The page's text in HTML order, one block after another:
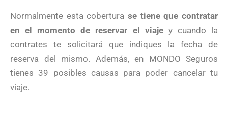
Normalmente esta cobertura se tiene que contratar
en el momento de reservar el viajey cuando la
contrates te solicitará que indiques la fecha de
reserva del mismo. Además, en MONDO Seguros
tienes 39 posibles causas para poder cancelar tu
viaje.